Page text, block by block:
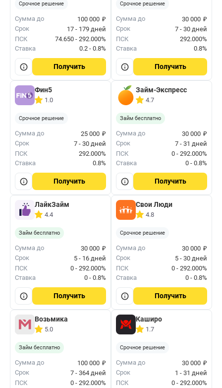
Срочное решение
Сумма до 100 000 ₽
Срок
17 - 179 дней
ПСК
74.650 - 292.000%
Ставка
0.2 - 0.8%
Получить
Срочное решение
Сумма до 30 000 ₽
Срок
7 - 30 дней
ПСК
292.000%
Ставка
0.8%
Получить
Фин5
1.0
Срочное решение
Сумма до 25 000 ₽
Срок
7 - 30 дней
ПСК
292.000%
Ставка
0.8%
Получить
Займ-Экспресс
4.7
Займ бесплатно
Сумма до 30 000 ₽
Срок
7 - 31 дней
ПСК
0 - 292.000%
Ставка
0 - 0.8%
Получить
ЛайкЗайм
4.4
Займ бесплатно
Сумма до 30 000 ₽
Срок
5 - 16 дней
ПСК
0 - 292.000%
Ставка
0 - 0.8%
Получить
Свои Люди
4.8
Срочное решение
Сумма до 30 000 ₽
Срок
5 - 30 дней
ПСК
0 - 292.000%
Ставка
0 - 0.8%
Получить
Возьмика
5.0
Займ бесплатно
Сумма до 100 000 ₽
Срок
7 - 364 дней
ПСК
0 - 292.000%
Каширо
1.7
Срочное решение
Сумма до 30 000 ₽
Срок
1 - 31 дней
ПСК
0 - 292.000%